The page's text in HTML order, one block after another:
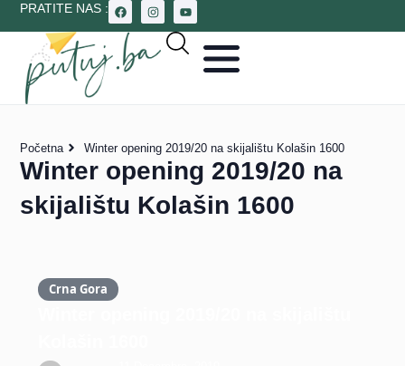
PRATITE NAS :
Početna Winter opening 2019/20 na skijalištu Kolašin 1600
Winter opening 2019/20 na
skijalištu Kolašin 1600
Crna Gora